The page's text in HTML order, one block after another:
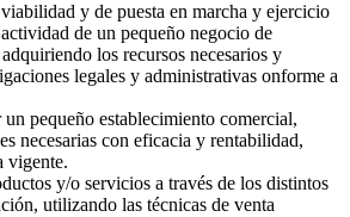
y de puesta en marcha y ejercicio
de un pequeño negocio de
los recursos necesarios y
legales y administrativas onforme a
pequeño establecimiento comercial,
necesarias con eficacia y rentabilidad,
vigente.
y/o servicios a través de los distintos
utilizando las técnicas de venta